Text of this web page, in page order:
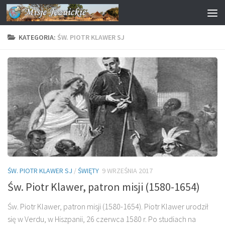
Przejdź do treści
KATEGORIA: ŚW. PIOTR KLAWER SJ
ŚW. PIOTR KLAWER SJ /ŚWIĘTY 9 WRZEŚNIA 2017
Św. Piotr Klawer, patron misji (1580-1654)
Św. Piotr Klawer, patron misji (1580-1654). Piotr Klawer urodził
się w Verdu, w Hiszpanii, 26 czerwca 1580 r. Po studiach na